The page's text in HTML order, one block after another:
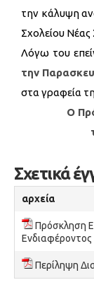
την κάλυψη
Σχολείου Νέας
Λόγω του
την
στα γραφεία
Ο
Σχετικά
αρχεία
Πρόσκληση
Ενδιαφέροντος
Περίληψη